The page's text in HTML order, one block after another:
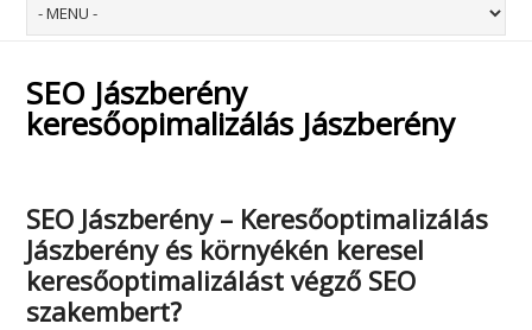
SEO Jászberény
keresőopimalizálás Jászberény
SEO Jászberény – Keresőoptimalizálás
Jászberényés környékén keresel
keresőoptimalizálást végző SEO
szakembert?